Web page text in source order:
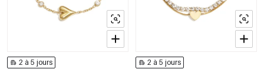
2 à 5 jours 2 à 5 jours